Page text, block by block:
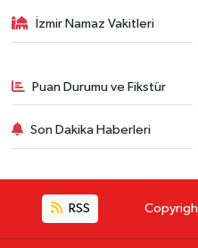
İzmir Namaz Vakitleri
Puan Durumu ve Fikstür
Son Dakika Haberleri
RSS